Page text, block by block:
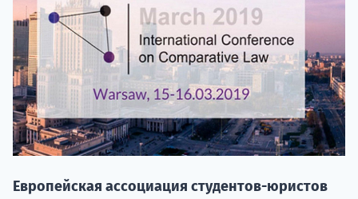
Европейская ассоциация студентов-юристов
20.09
НАБОР